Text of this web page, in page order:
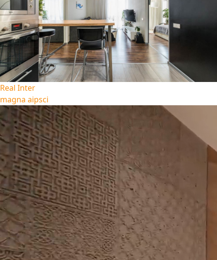
Real Inter
magna aipsci